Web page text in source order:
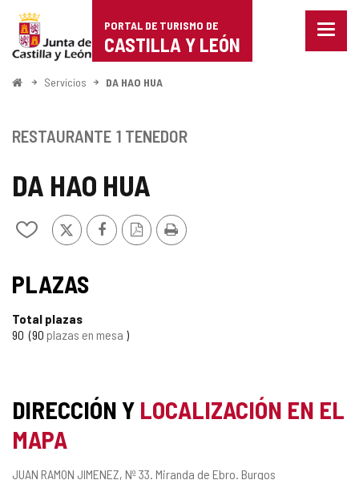
Portal
de
Turismo
Castilla
León
PORTAL DE TURISMO DE
CASTILLA Y LEÓN
Menu
InicioServicios DA HAO HUA
DA HAO HUA
Añadir/quitar
cuadernos
X FacebookVersión
PDF
Imprimir
RESTAURANTE 1 TENEDOR
PLAZAS
Total plazas
90 90 plazas en mesa
DIRECCIÓN Y LOCALIZACIÓN EN EL
MAPA
Dirección
JUAN RAMON JIMENEZ, Nº 33. Miranda de Ebro. Burgos